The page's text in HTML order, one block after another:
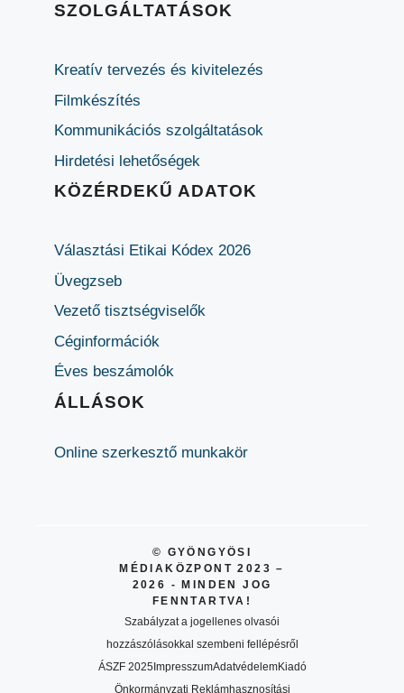
SZOLGÁLTATÁSOK
Kreatív tervezés és kivitelezés
Filmkészítés
Kommunikációs szolgáltatások
Hirdetési lehetőségek
KÖZÉRDEKŰ ADATOK
Választási Etikai Kódex 2026
Üvegzseb
Vezető tisztségviselők
Céginformációk
Éves beszámolók
ÁLLÁSOK
Online szerkesztő munkakör
© GYÖNGYÖSI
MÉDIAKÖZPONT 2023 –
2026 - MINDEN JOG
FENNTARTVA!
Szabályzat a jogellenes olvasói
hozzászólásokkal szembeni fellépésről
ÁSZF 2025ImpresszumAdatvédelemKiadó
Önkormányzati Reklámhasznosítási